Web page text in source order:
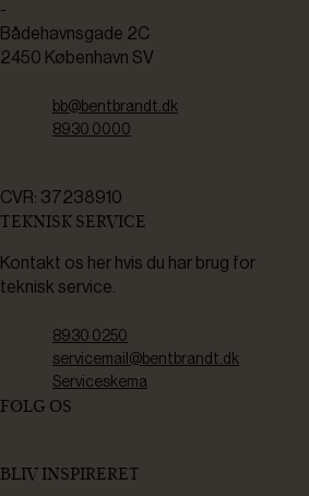
-
Bådehavnsgade 2C
2450 København SV
bb@bentbrandt.dk
8930 0000
CVR: 37238910
TEKNISK SERVICE
Kontakt os her hvis du har brug for
teknisk service.
8930 0250
servicemail@bentbrandt.dk
Serviceskema
FØLG OS
BLIV INSPIRERET